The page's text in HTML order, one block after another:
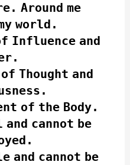
Around me
world.
Influence and
of Thought and
of the Body.
and cannot be
and cannot be